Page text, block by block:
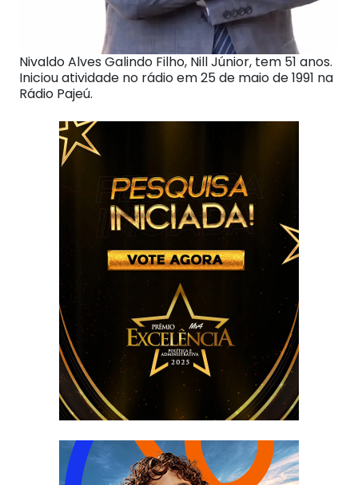
Nivaldo Alves Galindo Filho, Nill Júnior, tem 51 anos.
Iniciou atividade no rádio em 25 de maio de 1991 na
Rádio Pajeú.